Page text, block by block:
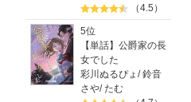
（4.5）
5位
【単話】公爵家の長
女でした
彩川ぬるぴょ /鈴音
さや/たむ